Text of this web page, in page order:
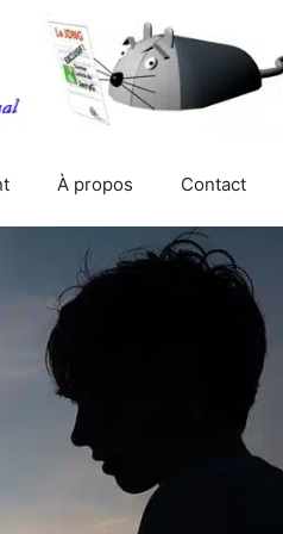
À propos Contact